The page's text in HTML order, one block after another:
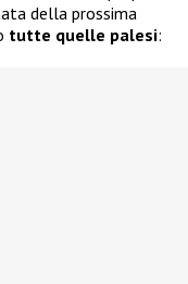
della prossima
tutte quelle palesi: